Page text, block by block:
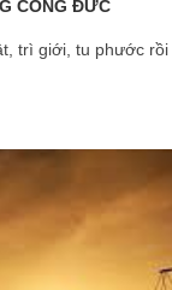
CÔNG ĐỨC
trì giới, tu phước